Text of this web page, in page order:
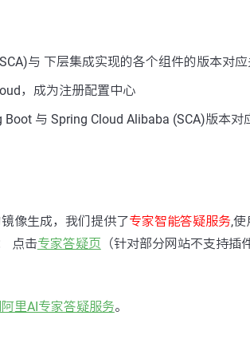
与 下层集成实现的各个组件的版本对应
，成为注册配置中心
与 Spring Cloud Alibaba (SCA)版本对
像生成，我们提供了专家智能答疑服务,
点击专家答疑页 （针对部分网站不支持插
里AI专家答疑服务。